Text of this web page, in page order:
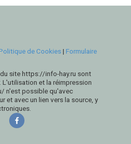
de Cookies| Formulaire
site https://info-hay.ru sont
et la réimpression
n'est possible qu'avec
et avec un lien vers la source, y